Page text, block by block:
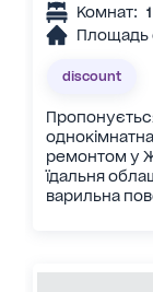
Комнат: 1
Площадь
discount
ремонтом у
їдальня
варильна